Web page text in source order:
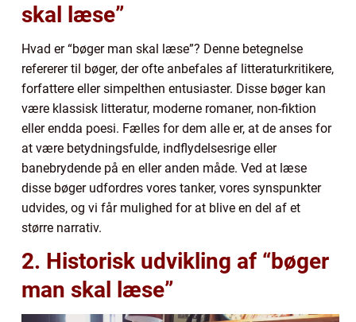
skal læse”
Hvad er “bøger man skal læse”? Denne betegnelse
refererer til bøger, der ofte anbefales af litteraturkritikere,
forfattere eller simpelthen entusiaster. Disse bøger kan
være klassisk litteratur, moderne romaner, non-fiktion
eller endda poesi. Fælles for dem alle er, at de anses for
at være betydningsfulde, indflydelsesrige eller
banebrydende på en eller anden måde. Ved at læse
disse bøger udfordres vores tanker, vores synspunkter
udvides, og vi får mulighed for at blive en del af et
større narrativ.
2. Historisk udvikling af “bøger
man skal læse”